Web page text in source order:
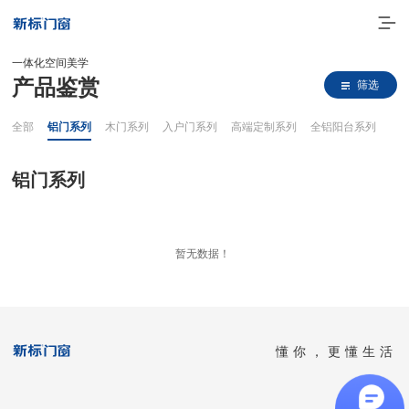
门窗实力派
一体化空间美学
产品鉴赏 筛选
全部 铝门系列 木门系列 入户门系列 高端定制系列 全铝阳台系列
铝门系列
暂无数据！
懂你，更懂生活
全国客服热线